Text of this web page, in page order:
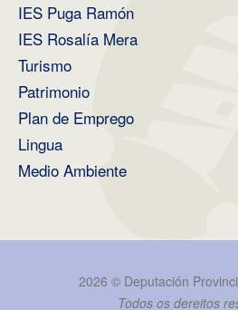
IES Puga Ramón
IES Rosalía Mera
Turismo
Patrimonio
Plan de Emprego
Lingua
Medio Ambiente
2026 © Deputación
Todos os dereitos